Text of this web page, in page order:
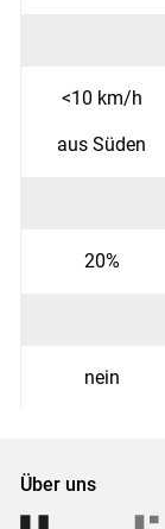
<10 km/h
aus Süden
20%
nein
Über uns